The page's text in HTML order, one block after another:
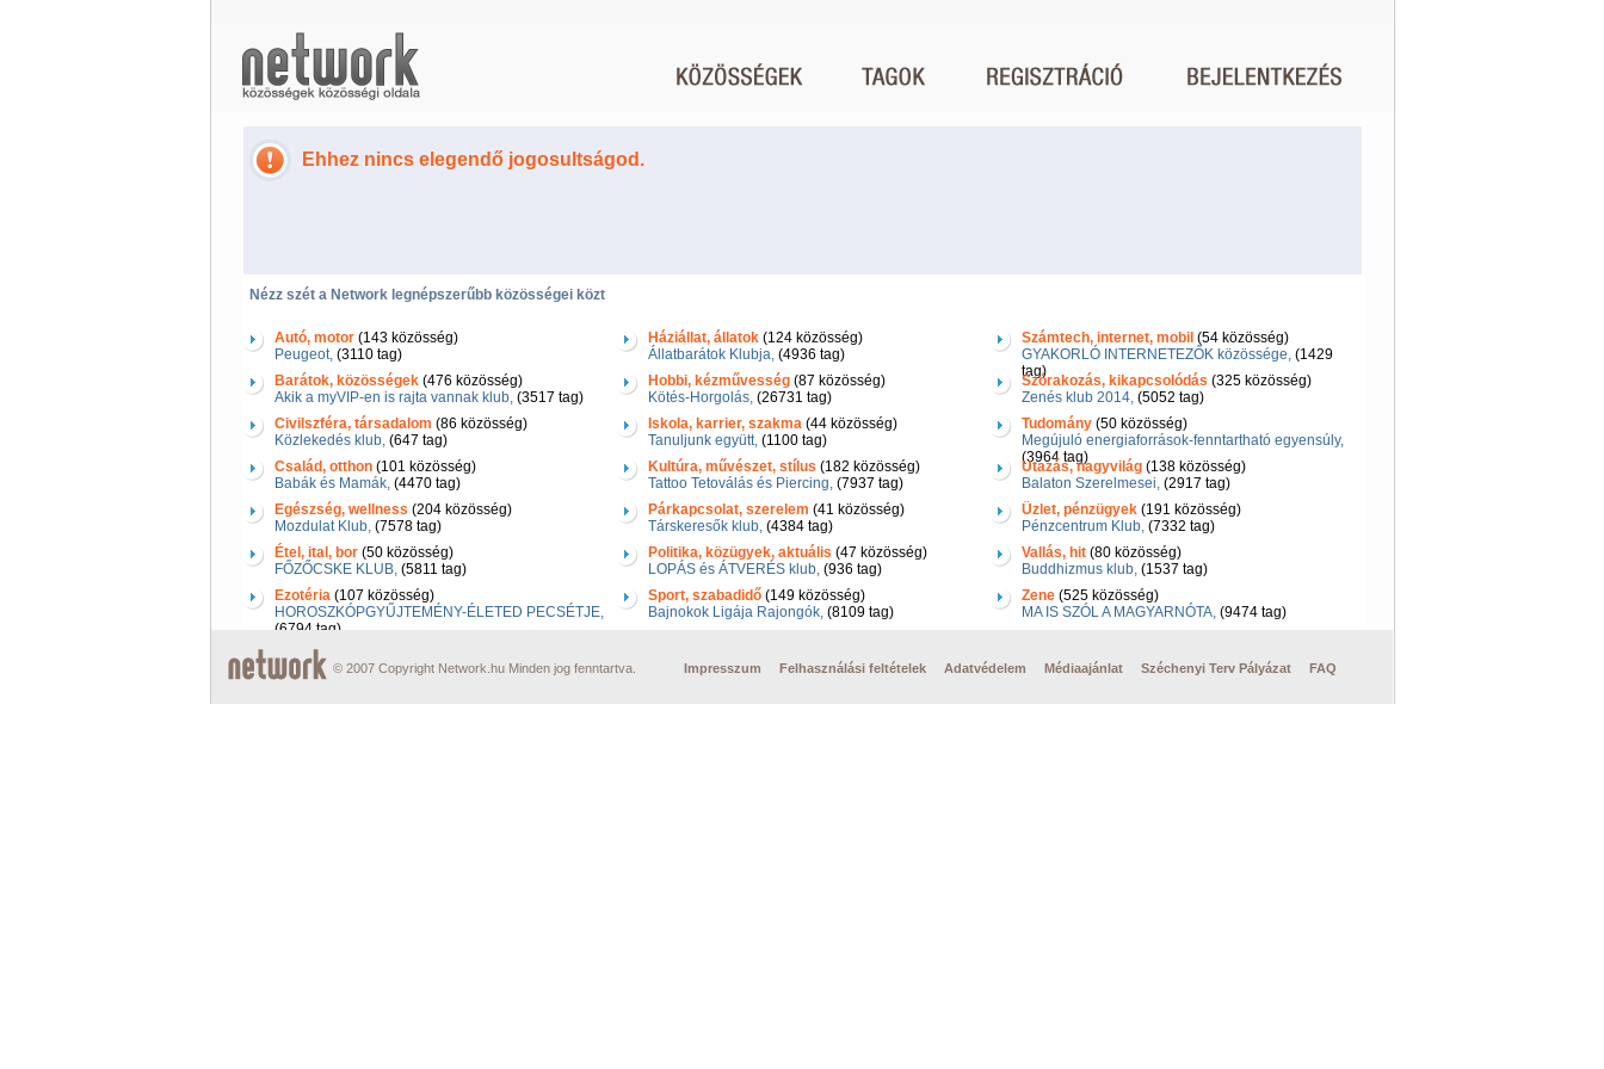
Ehhez nincs elegendő jogosultságod.
Nézz szét a Network legnépszerűbb közösségei közt
Autó, motor(143 közösség)
Peugeot,(3110 tag)
Barátok, közösségek(476 közösség)
Akik a myVIP-en is rajta vannak klub,(3517 tag)
Civilszféra, társadalom (86 közösség)
Közlekedés klub,(647 tag)
Család, otthon(101 közösség)
Babák és Mamák,(4470 tag)
Egészség, wellness (204 közösség)
Mozdulat Klub,(7578 tag)
Étel, ital, bor(50 közösség)
FŐZŐCSKE KLUB,(5811 tag)
Ezotéria(107 közösség)
HOROSZKÓPGYŰJTEMÉNY-ÉLETED PECSÉTJE,
(6794 tag)
Háziállat, állatok(124 közösség)
Állatbarátok Klubja,(4936 tag)
Hobbi, kézművesség(87 közösség)
Kötés-Horgolás,(26731 tag)
Iskola, karrier, szakma(44 közösség)
Tanuljunk együtt,(1100 tag)
Kultúra, művészet, stílus (182 közösség)
Tattoo Tetoválás és Piercing,(7937 tag)
Párkapcsolat, szerelem (41 közösség)
Társkeresők klub,(4384 tag)
Politika, közügyek, aktuális (47 közösség)
LOPÁS és ÁTVERÉS klub,(936 tag)
Sport, szabadidő(149 közösség)
Bajnokok Ligája Rajongók,(8109 tag)
Számtech, internet, mobil (54 közösség)
GYAKORLÓ INTERNETEZŐK közössége,(1429
tag)
Szórakozás, kikapcsolódás (325 közösség)
Zenés klub 2014,(5052 tag)
Tudomány(50 közösség)
Megújuló energiaforrások-fenntartható egyensúly,
(3964 tag)
Utazás, nagyvilág(138 közösség)
Balaton Szerelmesei,(2917 tag)
Üzlet, pénzügyek(191 közösség)
Pénzcentrum Klub,(7332 tag)
Vallás, hit(80 közösség)
Buddhizmus klub,(1537 tag)
Zene(525 közösség)
MA IS SZÓL A MAGYARNÓTA,(9474 tag)
© 2007 Copyright Network.hu Minden jog fenntartva. Impresszum Felhasználási feltételek Adatvédelem Médiaajánlat Széchenyi Terv Pályázat FAQ